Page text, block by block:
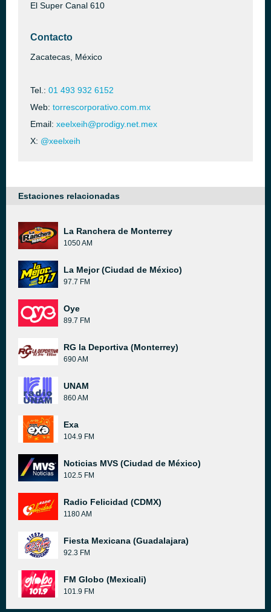
El Super Canal 610
Contacto
Zacatecas, México
Tel.: 01 493 932 6152
Web: torrescorporativo.com.mx
Email: xeelxeih@prodigy.net.mex
X: @xeelxeih
Estaciones relacionadas
La Ranchera de Monterrey
1050 AM
La Mejor (Ciudad de México)
97.7 FM
Oye
89.7 FM
RG la Deportiva (Monterrey)
690 AM
UNAM
860 AM
Exa
104.9 FM
Noticias MVS (Ciudad de México)
102.5 FM
Radio Felicidad (CDMX)
1180 AM
Fiesta Mexicana (Guadalajara)
92.3 FM
FM Globo (Mexicali)
101.9 FM